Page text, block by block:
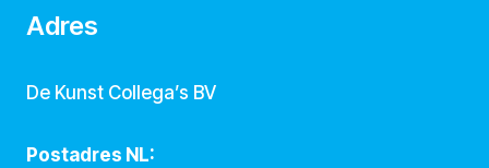
Adres
De Kunst Collega’s BV
Postadres NL: